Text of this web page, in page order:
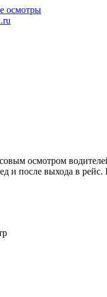
осмотры
осмотром
и после выхода в